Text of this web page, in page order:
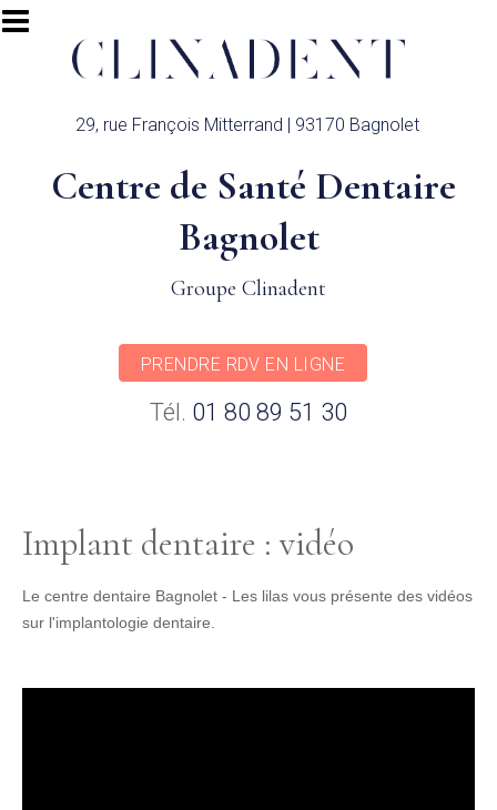
Aller au contenu principal
29, rue François Mitterrand | 93170 Bagnolet
Centre de Santé Dentaire
Bagnolet
Groupe Clinadent
PRENDRE RDV EN LIGNE
Tél. 01 80 89 51 30
Implant dentaire : vidéo
Le centre dentaire Bagnolet - Les lilas vous présente des vidéos
sur l'implantologie dentaire.